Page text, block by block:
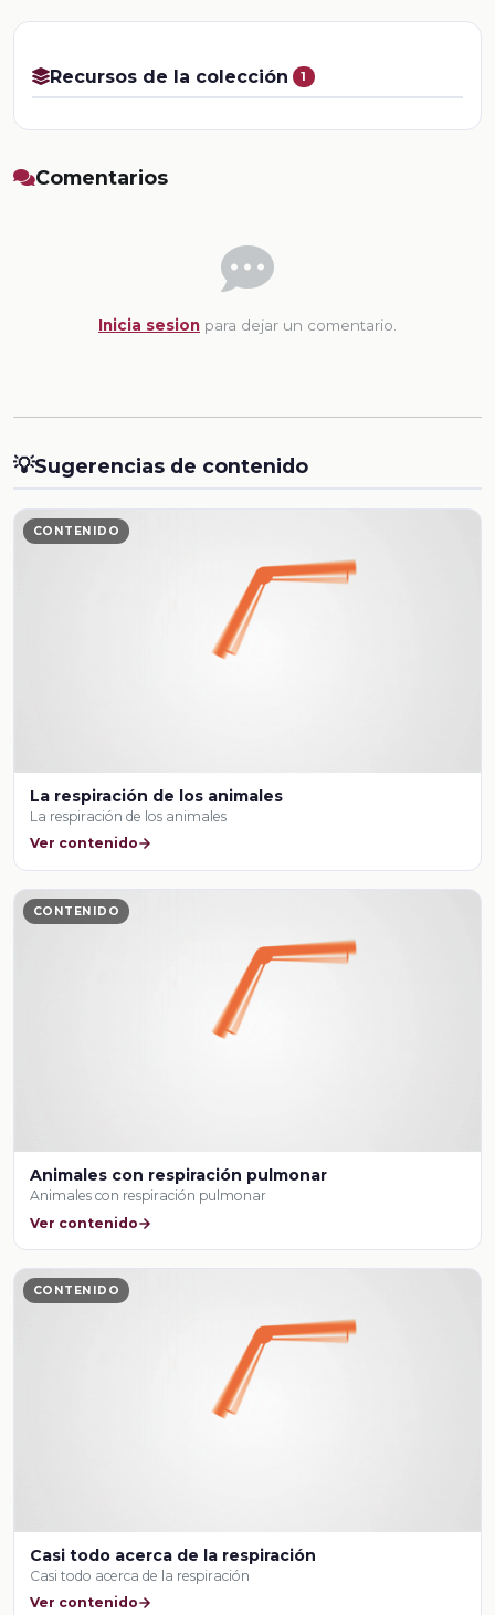
Recursos de la colección 1
Comentarios
Inicia sesion para dejar un comentario.
💡Sugerencias de contenido
CONTENIDO
La respiración de los animales
La respiración de los animales
Ver contenido
CONTENIDO
Animales con respiración pulmonar
Animales con respiración pulmonar
Ver contenido
CONTENIDO
Casi todo acerca de la respiración
Casi todo acerca de la respiración
Ver contenido